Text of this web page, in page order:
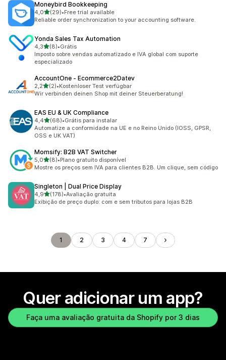
Moneybird Bookkeeping
4,0de 5 estrelas
(29)
29 avaliações ao todo
•Free trial available
Reliable order synchronization to your accounting software.
Yonda Sales Tax Automation
4,3de 5 estrelas
(8)
8 avaliações ao todo
•Grátis
Imposto sobre vendas automatizado e IVA global com suporte
especializado
AccountOne ‑ Ecommerce2Datev
2,2de 5 estrelas
(2)
2 avaliações ao todo
•Kostenloser Test verfügbar
Wir verbinden deinen Shop mit deiner Steuerberatung!
EAS EU & UK Compliance
4,4de 5 estrelas
(68)
68 avaliações ao todo
•Grátis para instalar
Automatize a conformidade na UE e no Reino Unido (IOSS, GPSR,
OSS e UK VAT)
Momsify: B2B VAT Switcher
5,0de 5 estrelas
(8)
8 avaliações ao todo
•Plano gratuito disponível
Mostre os preços sem IVA para clientes B2B. Um clique, sem código
Singleton | Dual Price Display
4,9de 5 estrelas
(178)
178 avaliações ao todo
•Avaliação gratuita
Exibição de preço duplo: com e sem tributos para lojas B2B
1 2 3 4 7
Quer adicionar um app?
Faça uma avaliação gratuita da Shopify por 3 dias